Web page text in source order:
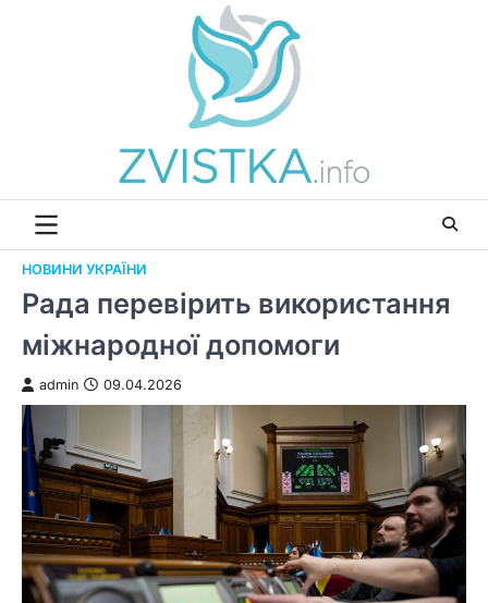
НОВИНИ УКРАЇНИ
Рада перевірить використання
міжнародної допомоги
admin 09.04.2026